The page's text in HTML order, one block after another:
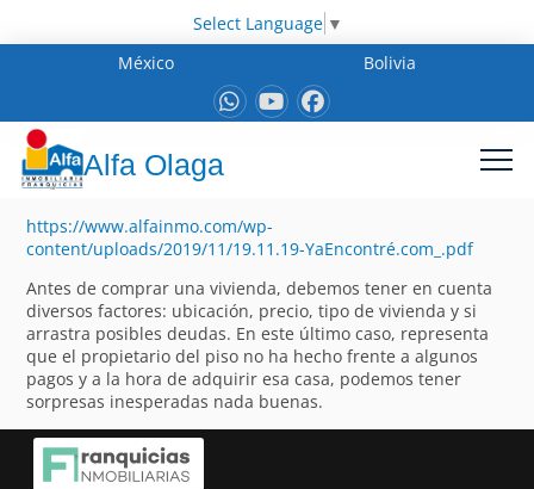
Select Language ▼
México
Bolivia
Alfa Olaga
https://www.alfainmo.com/wp-
content/uploads/2019/11/19.11.19-YaEncontré.com_.pdf
Antes de comprar una vivienda, debemos tener en cuenta
diversos factores: ubicación, precio, tipo de vivienda y si
arrastra posibles deudas. En este último caso, representa
que el propietario del piso no ha hecho frente a algunos
pagos y a la hora de adquirir esa casa, podemos tener
sorpresas inesperadas nada buenas.